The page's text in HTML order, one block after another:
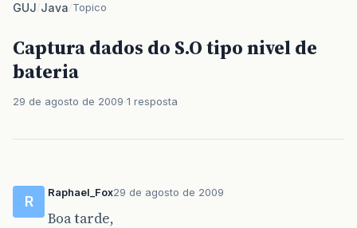
GUJ/Java/Topico
Captura dados do S.O tipo nivel de
bateria
29 de agosto de 2009 1 resposta
R
Raphael_Fox29 de agosto de 2009
Boa tarde,